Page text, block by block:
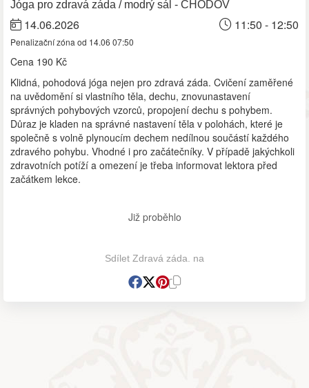
Jóga pro zdravá záda / modrý sál - CHODOV
14.06.2026 11:50 - 12:50
Penalizační zóna od 14.06 07:50
Cena 190 Kč
Klidná, pohodová jóga nejen pro zdravá záda. Cvičení zaměřené
na uvědomění si vlastního těla, dechu, znovunastavení
správných pohybových vzorců, propojení dechu s pohybem.
Důraz je kladen na správné nastavení těla v polohách, které je
společně s volně plynoucím dechem nedílnou součástí každého
zdravého pohybu. Vhodné i pro začátečníky. V případě jakýchkoli
zdravotních potíží a omezení je třeba informovat lektora před
začátkem lekce.
Již proběhlo
Sdílet Zdravá záda. na